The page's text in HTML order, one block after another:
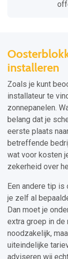
installeren
Zoals je kunt
installateur te
zonnepanelen.
belang dat je
eerste plaats
betreffende
wat voor kosten
zekerheid over
Een andere tip
je zelf al
Dan moet je
extra groep in
noodzakelijk,
uiteindelijke
adviseren wij